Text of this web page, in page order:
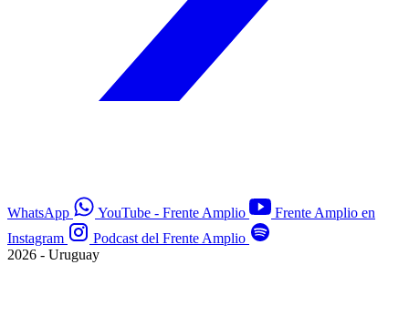
WhatsApp YouTube - Frente Amplio
Frente Amplio en
Instagram
Podcast del Frente Amplio
2026 - Uruguay